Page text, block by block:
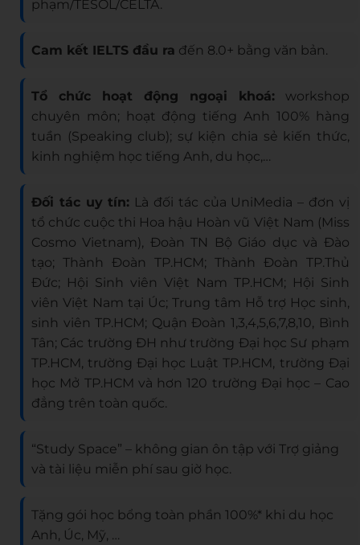
phạm/TESOL/CELTA.
Cam kết IELTS đầu ra đến 8.0+ bằng văn bản.
Tổ chức hoạt động ngoại khoá:workshop
chuyên môn; hoạt động tiếng Anh 100% hàng
tuần (Speaking club); sự kiện chia sẻ kiến thức,
kinh nghiệm học tiếng Anh, du học,…
Đối tác uy tín: Là đối tác của UniMedia – đơn vị
tổ chức cuộc thi Hoa hậu Hoàn vũ Việt Nam (Miss
Cosmo Vietnam), Đoàn TN Bộ Giáo dục và Đào
tạo; Thành Đoàn TP.HCM; Thành Đoàn TP.Thủ
Đức; Hội Sinh viên Việt Nam TP.HCM; Hội Sinh
viên Việt Nam tại Úc; Trung tâm Hỗ trợ Học sinh,
sinh viên TP.HCM; Quận Đoàn 1,3,4,5,6,7,8,10, Bình
Tân; Các trường ĐH như trường Đại học Sư phạm
TP.HCM, trường Đại học Luật TP.HCM, trường Đại
học Mở TP.HCM và hơn 120 trường Đại học – Cao
đẳng trên toàn quốc.
“Study Space” – không gian ôn tập với Trợ giảng
và tài liệu miễn phí sau giờ học.
Tặng gói học bổng toàn phần 100%* khi du học
Anh, Úc, Mỹ, …